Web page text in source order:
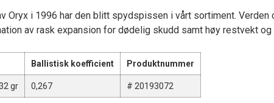
Oryx i 1996 har den blitt spydspissen i vårt sortiment.
av rask expansion for dødelig skudd samt høy restvekt
Ballistisk koefficient Produktnummer
gr 0,267 # 20193072